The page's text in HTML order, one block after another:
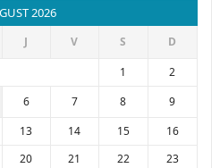
2026
J V S
D
1
2
6 7 8
9
13 14 15
16
20 21 22
23